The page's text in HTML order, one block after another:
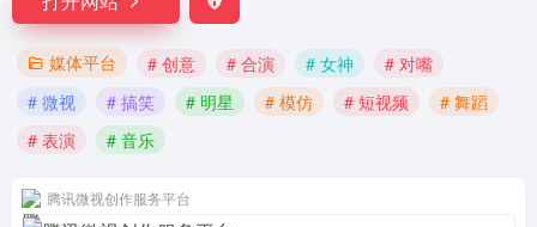
媒体平台 # 创意 # 合演 # 女神
# 对嘴
# 微视
# 搞笑 # 明星 # 模仿 # 短视频
# 舞蹈
# 表演
# 音乐
腾讯微视创作服务平台